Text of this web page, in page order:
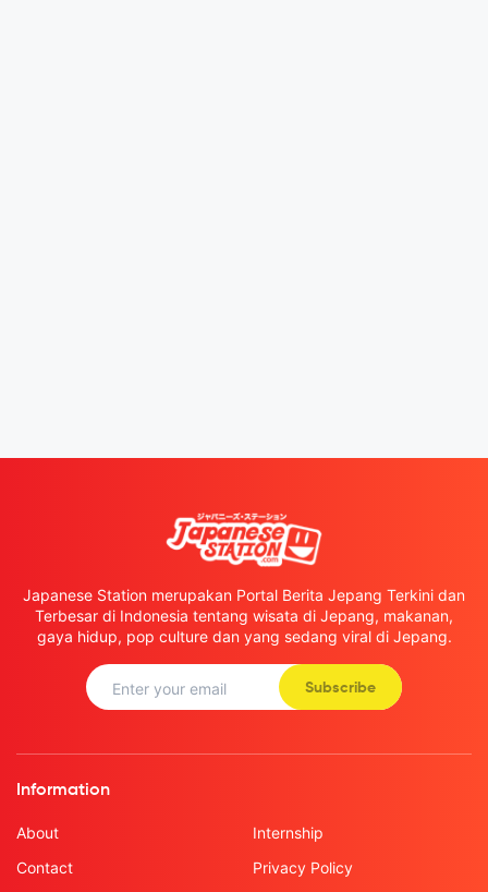
Japanese Station merupakan Portal Berita Jepang Terkini dan
Terbesar di Indonesia tentang wisata di Jepang, makanan,
gaya hidup, pop culture dan yang sedang viral di Jepang.
Subscribe
Information
About
Contact
Internship
Privacy Policy